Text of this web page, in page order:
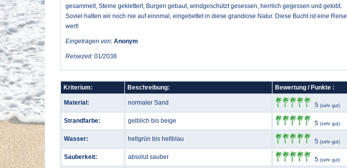
gesammelt, Steine geklettert, Burgen gebaut, windgeschützt gesessen, herrlich gegessen und getobt.
Soviel hatten wir noch nie auf einnmal, eingebettet in diese grandiose Natur. Diese Bucht ist eine Reise
wert!
Eingetragen von: Anonym
Reisezeit: 01/2038
Kriterium: Beschreibung: Bewertung / Punkte :
Material: normaler Sand 5 (sehr gut)
Strandfarbe: gelblich bis beige 5 (sehr gut)
Wasser: hellgrün bis hellblau 5 (sehr gut)
Sauberkeit: absolut sauber 5 (sehr gut)